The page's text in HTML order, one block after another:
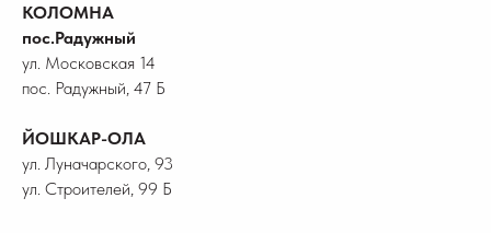
КОЛОМНА
пос.Радужный
ул. Московская 14
пос. Радужный, 47 Б
ЙОШКАР-ОЛА
ул. Луначарского, 93
ул. Строителей, 99 Б